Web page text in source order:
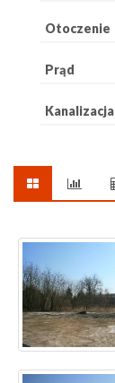
Otoczenie
Prąd
Kanalizacja